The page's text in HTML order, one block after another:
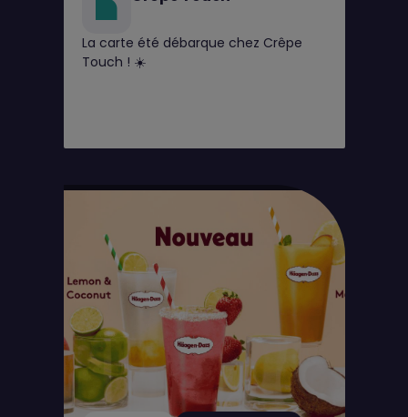
La carte été débarque chez Crêpe
Touch ! ☀️